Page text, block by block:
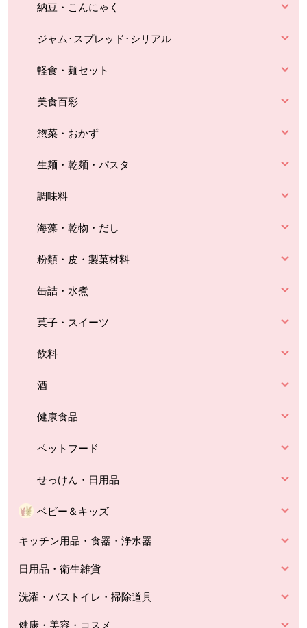
納豆・こんにゃく
ジャム･スプレッド･シリアル
軽食・麺セット
美食百彩
惣菜・おかず
生麺・乾麺・パスタ
調味料
海藻・乾物・だし
粉類・皮・製菓材料
缶詰・水煮
菓子・スイーツ
飲料
酒
健康食品
ペットフード
せっけん・日用品
ベビー＆キッズ
キッチン用品・食器・浄水器
日用品・衛生雑貨
洗濯・バストイレ・掃除道具
健康・美容・コスメ